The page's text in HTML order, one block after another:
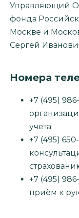
Управляющий
фонда
Москве и
Сергей
Номера
+7 (495)
учета;
+7 (495)
+7 (495)
приём к